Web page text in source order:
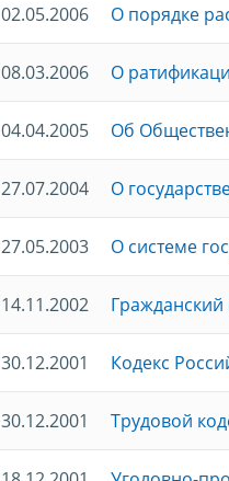
02.05.2006 О порядке
08.03.2006 О
04.04.2005 Об
27.07.2004 О
27.05.2003 О системе
14.11.2002
30.12.2001 Кодекс
30.12.2001 Трудовой